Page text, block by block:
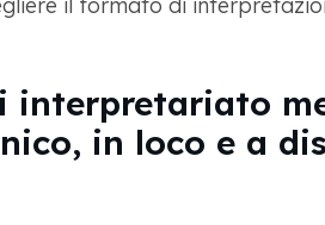
interpretariato
in loco e a